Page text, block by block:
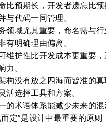
比预期长，开发者遗忘比
与代码一同管理。
领域尤其重要，命名需与
有明确理由偏离。
维护性比开发成本更重要
力。
构没有放之四海而皆准的
活选择工具和方案。
的术语体系能减少未来的混
而定”是设计中最重要的原则